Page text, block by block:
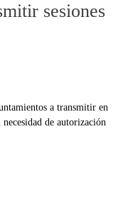
sesiones
a transmitir en
de autorización